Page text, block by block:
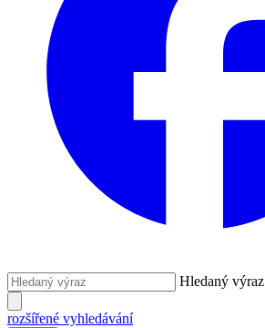
Hledaný výraz
rozšířené vyhledávání